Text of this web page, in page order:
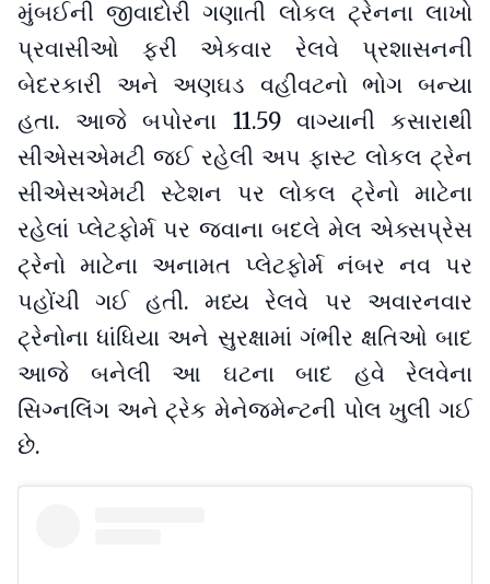
મુંબઈની જીવાદોરી ગણાતી લોકલ ટ્રેનના લાખો
પ્રવાસીઓ ફરી એકવાર રેલવે પ્રશાસનની
બેદરકારી અને અણઘડ વહીવટનો ભોગ બન્યા
હતા. આજે બપોરના 11.59 વાગ્યાની કસારાથી
સીએસએમટી જઈ રહેલી અપ ફાસ્ટ લોકલ ટ્રેન
સીએસએમટી સ્ટેશન પર લોકલ ટ્રેનો માટેના
રહેલાં પ્લેટફોર્મ પર જવાના બદલે મેલ એક્સપ્રેસ
ટ્રેનો માટેના અનામત પ્લેટફોર્મ નંબર નવ પર
પહોંચી ગઈ હતી. મધ્ય રેલવે પર અવારનવાર
ટ્રેનોના ધાંધિયા અને સુરક્ષામાં ગંભીર ક્ષતિઓ બાદ
આજે બનેલી આ ઘટના બાદ હવે રેલવેના
સિગ્નલિંગ અને ટ્રેક મેનેજમેન્ટની પોલ ખુલી ગઈ
છે.